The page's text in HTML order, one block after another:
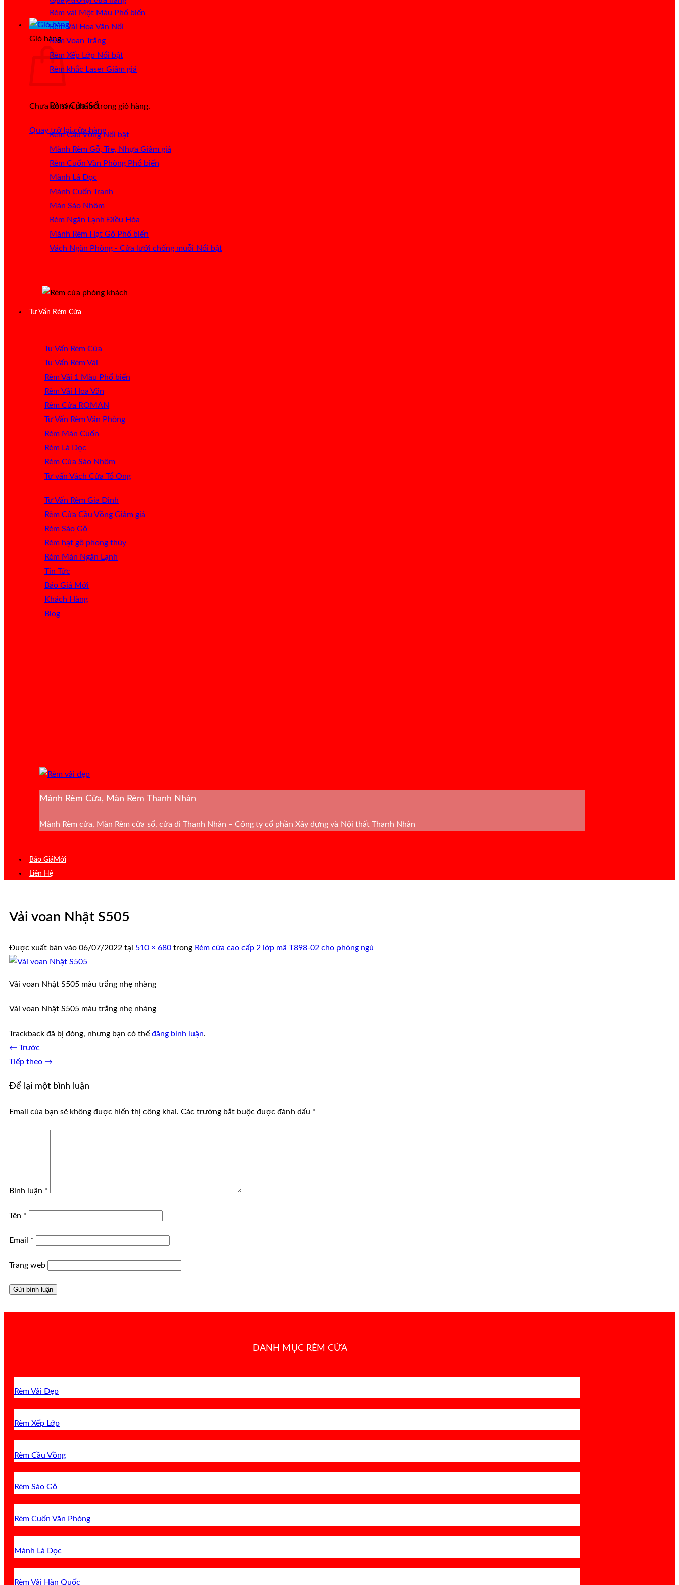
Giỏ hàng
Chưa có sản phẩm trong giỏ hàng.
Quay trở lại cửa hàng
Rèm vải Một Màu
Rèm Vải Hoa Văn Nổi
Rèm Voan Trắng
Rèm Xếp Lớp
Rèm khắc Laser
Rèm Cửa Sổ
Rèm Cầu Vồng
Mành Rèm Gỗ, Tre, Nhựa
Rèm Cuốn Văn Phòng
Mành Lá Dọc
Mành Cuốn Tranh
Màn Sáo Nhôm
Rèm Ngăn Lạnh Điều Hòa
Mành Rèm Hạt Gỗ
Vách Ngăn Phòng - Cửa lưới chống muỗi
Tư Vấn Rèm Cửa
Tư Vấn Rèm Cửa
Tư Vấn Rèm Vải
Rèm Vải 1 Màu
Rèm Vải Hoa Văn
Rèm Cửa ROMAN
Tư Vấn Rèm Văn Phòng
Rèm Màn Cuốn
Rèm Lá Dọc
Rèm Cửa Sáo Nhôm
Tư vấn Vách Cửa Tổ Ong
Tư Vấn Rèm Gia Đình
Rèm Cửa Cầu Vồng
Rèm Sáo Gỗ
Rèm hạt gỗ phong thủy
Rèm Màn Ngăn Lạnh
Tin Tức
Báo Giá
Khách Hàng
Blog
Mành Rèm Cửa, Màn Rèm Thanh Nhàn
Mành Rèm cửa, Màn Rèm cửa sổ, cửa đi Thanh Nhàn – Công ty cổ phần Xây dựng và Nội thất Thanh Nhàn
Báo Giá
Liên Hệ
Vải voan Nhật S505
Được xuất bản vào 06/07/2022 tại 510 × 680 trong Rèm cửa cao cấp 2 lớp mã T898-02 cho phòng ngủ
Vải voan Nhật S505 màu trắng nhẹ nhàng
Vải voan Nhật S505 màu trắng nhẹ nhàng
Trackback đã bị đóng, nhưng bạn có thể đăng bình luận.
← Trước
Tiếp theo →
Để lại một bình luận
Email của bạn sẽ không được hiển thị công khai. Các trường bắt buộc được đánh dấu *
Bình luận *
Tên *
Email *
Trang web
DANH MỤC RÈM CỬA
Rèm Vải Đẹp
Rèm Xếp Lớp
Rèm Cầu Vồng
Rèm Sáo Gỗ
Rèm Cuốn Văn Phòng
Mành Lá Dọc
Rèm Vải Hàn Quốc